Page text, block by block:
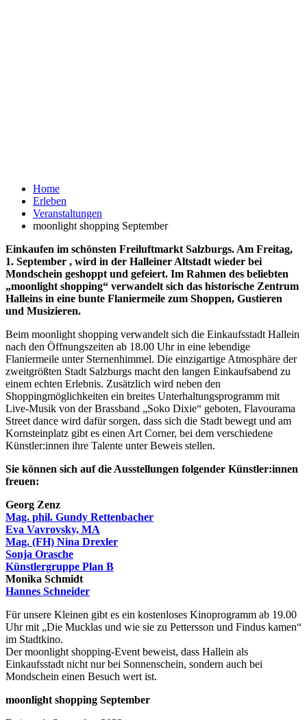
Home
Erleben
Veranstaltungen
moonlight shopping September
Einkaufen im schönsten Freiluftmarkt Salzburgs. Am Freitag,
1. September , wird in der Halleiner Altstadt wieder bei
Mondschein geshoppt und gefeiert. Im Rahmen des beliebten
„moonlight shopping“ verwandelt sich das historische Zentrum
Halleins in eine bunte Flaniermeile zum Shoppen, Gustieren
und Musizieren.
Beim moonlight shopping verwandelt sich die Einkaufsstadt Hallein
nach den Öffnungszeiten ab 18.00 Uhr in eine lebendige
Flaniermeile unter Sternenhimmel. Die einzigartige Atmosphäre der
zweitgrößten Stadt Salzburgs macht den langen Einkaufsabend zu
einem echten Erlebnis. Zusätzlich wird neben den
Shoppingmöglichkeiten ein breites Unterhaltungsprogramm mit
Live-Musik von der Brassband „Soko Dixie“ geboten, Flavourama
Street dance wird dafür sorgen, dass sich die Stadt bewegt und am
Kornsteinplatz gibt es einen Art Corner, bei dem verschiedene
Künstler:innen ihre Talente unter Beweis stellen.
Sie können sich auf die Ausstellungen folgender Künstler:innen
freuen:
Georg Zenz
Mag. phil. Gundy Rettenbacher
Eva Vavrovsky, MA
Mag. (FH) Nina Drexler
Sonja Orasche
Künstlergruppe Plan B
Monika Schmidt
Hannes Schneider
Für unsere Kleinen gibt es ein kostenloses Kinoprogramm ab 19.00
Uhr mit „Die Mucklas und wie sie zu Pettersson und Findus kamen“
im Stadtkino.
Der moonlight shopping-Event beweist, dass Hallein als
Einkaufsstadt nicht nur bei Sonnenschein, sondern auch bei
Mondschein einen Besuch wert ist.
moonlight shopping September